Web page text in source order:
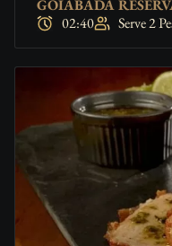
GOIABADA
02:40
Serve 2